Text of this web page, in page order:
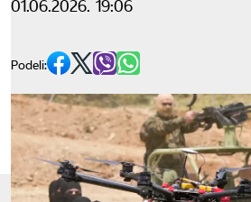
01.06.2026. 19:06
Podeli: